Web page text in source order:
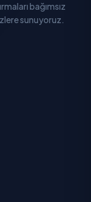
bağımsız
sunuyoruz.